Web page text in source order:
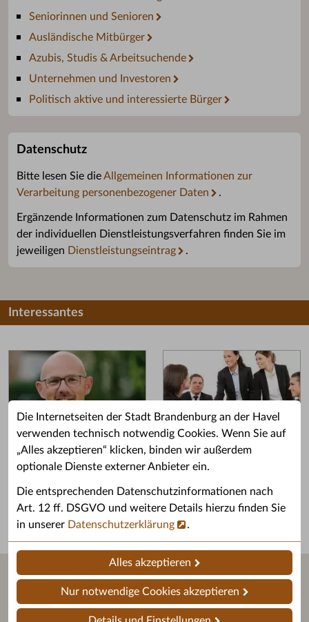
Die Internetseiten der Stadt Brandenburg an der Havel
verwenden technisch notwendig Cookies. Wenn Sie auf
„Alles akzeptieren“ klicken, binden wir außerdem
optionale Dienste externer Anbieter ein.
Die entsprechenden Datenschutzinformationen nach
Art. 12 ff. DSGVO und weitere Details hierzu finden Sie
in unserer Datenschutzerklärung .
Alles akzeptieren
Nur notwendige Cookies akzeptieren
Seniorinnen und Senioren
Ausländische Mitbürger
Azubis, Studis & Arbeitsuchende
Unternehmen und Investoren
Politisch aktive und interessierte Bürger
Datenschutz
Bitte lesen Sie dieAllgemeinen Informationen zur
Verarbeitung personenbezogener Daten
.
Ergänzende Informationen zum Datenschutz im Rahmen
der individuellen Dienstleistungsverfahren finden Sie im
jeweiligen Dienstleistungseintrag .
Interessantes
Grußwort des OB